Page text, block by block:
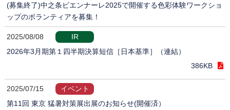
(募集終了)中之条ビエンナーレ2025で開催する色彩体験ワークショ
ップのボランティアを募集！
2025/08/08
IR
2026年3月期第１四半期決算短信［日本基準］（連結）
386KB
2025/07/15
イベント
第11回 東京 猛暑対策展出展のお知らせ(開催済）